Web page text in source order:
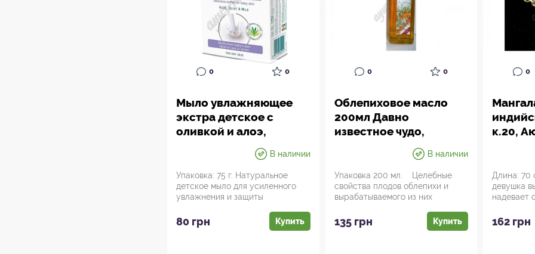
0 0
Мыло увлажняющее
экстра детское с
оливкой и алоэ,
Хималая, Himalaya
Moisturizing Baby Soap,
Аюрведа Здесь!
В наличии
Упаковка: 75 г. Натуральное
детское мыло для усиленного
увлажнения и защиты
80 грн Купить
0 0
Облепиховое масло
200мл Давно
известное чудо,
В наличии
Упаковка 200 мл. Целебные
свойства плодов облепихи и
вырабатываемого из них
135 грн Купить
0
к.20,
Длина: 70
девушка
надевает
162 грн